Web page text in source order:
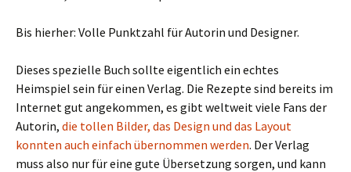
Bis hierher: Volle Punktzahl für Autorin und Designer.
Dieses spezielle Buch sollte eigentlich ein echtes
Heimspiel sein für einen Verlag. Die Rezepte sind bereits im
Internet gut angekommen, es gibt weltweit viele Fans der
Autorin, die tollen Bilder, das Design und das Layout
konnten auch einfach übernommen werden. Der Verlag
muss also nur für eine gute Übersetzung sorgen, und kann